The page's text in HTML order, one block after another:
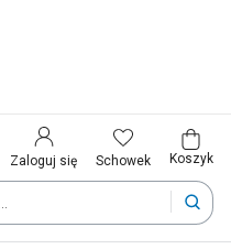
Zaloguj się Schowek Koszyk
teren wybranego kraju.